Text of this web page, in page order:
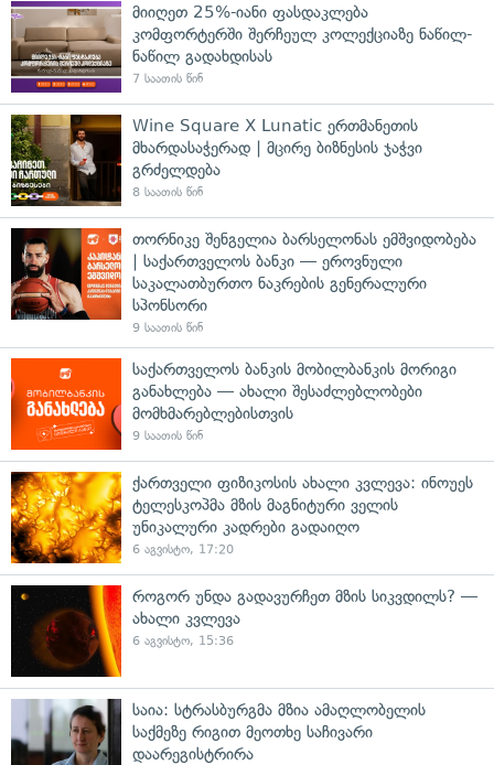
მიიღეთ 25%-იანი ფასდაკლება
კომფორტერში შერჩეულ კოლექციაზე ნაწილ-
ნაწილ გადახდისას
7 საათის წინ
Wine Square X Lunatic ერთმანეთის
მხარდასაჭერად | მცირე ბიზნესის ჯაჭვი
გრძელდება
8 საათის წინ
თორნიკე შენგელია ბარსელონას ემშვიდობება
| საქართველოს ბანკი — ეროვნული
საკალათბურთო ნაკრების გენერალური
სპონსორი
9 საათის წინ
საქართველოს ბანკის მობილბანკის მორიგი
განახლება — ახალი შესაძლებლობები
მომხმარებლებისთვის
9 საათის წინ
ქართველი ფიზიკოსის ახალი კვლევა: ინოუეს
ტელესკოპმა მზის მაგნიტური ველის
უნიკალური კადრები გადაიღო
6 აგვისტო, 17:20
როგორ უნდა გადავურჩეთ მზის სიკვდილს? —
ახალი კვლევა
6 აგვისტო, 15:36
საია: სტრასბურგმა მზია ამაღლობელის
საქმეზე რიგით მეოთხე საჩივარი
დაარეგისტრირა